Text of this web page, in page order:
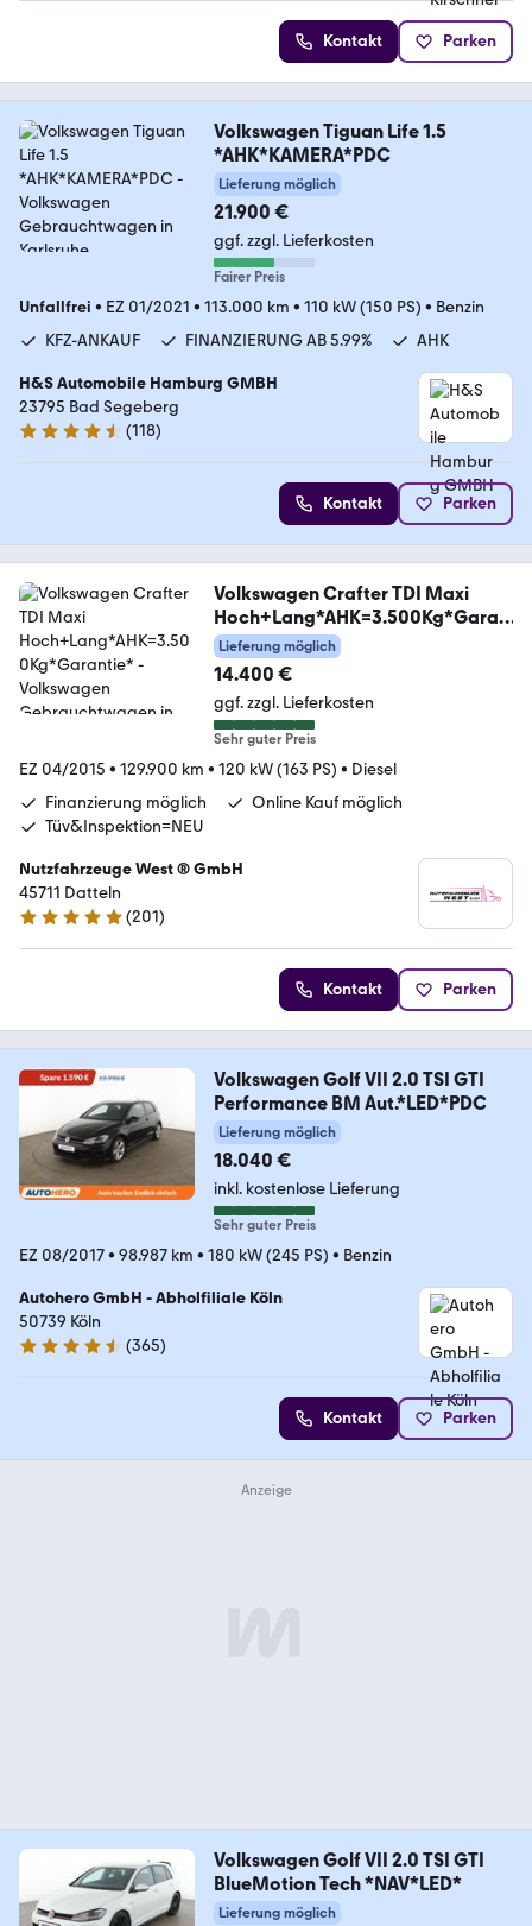
Kontakt Parken
Volkswagen Tiguan Life 1.5
*AHK*KAMERA*PDC
Lieferung möglich
21.900 €
ggf. zzgl. Lieferkosten
Fairer Preis
Unfallfrei • EZ 01/2021 • 113.000 km • 110 kW (150 PS) • Benzin
KFZ-ANKAUF
FINANZIERUNG AB 5.99% AHK
H&S Automobile Hamburg GMBH
23795 Bad Segeberg
4.6 Sterne
(118)
Kontakt Parken
Volkswagen Crafter TDI Maxi
Hoch+Lang*AHK=3.500Kg*Garan
tie*
Lieferung möglich
14.400 €
ggf. zzgl. Lieferkosten
Sehr guter Preis
EZ 04/2015 • 129.900 km • 120 kW (163 PS) • Diesel
Finanzierung möglich
Online Kauf möglich
Tüv&Inspektion=NEU
Nutzfahrzeuge West ® GmbH
45711 Datteln
4.9 Sterne
(201)
Kontakt Parken
Volkswagen Golf VII 2.0 TSI GTI
Performance BM Aut.*LED*PDC
Lieferung möglich
18.040 €
inkl. kostenlose Lieferung
Sehr guter Preis
EZ 08/2017• 98.987 km • 180 kW (245 PS) • Benzin
Autohero GmbH - Abholfiliale Köln
50739 Köln
4.6 Sterne
(365)
Kontakt Parken
Volkswagen Golf VII 2.0 TSI GTI
BlueMotion Tech *NAV*LED*
Lieferung möglich